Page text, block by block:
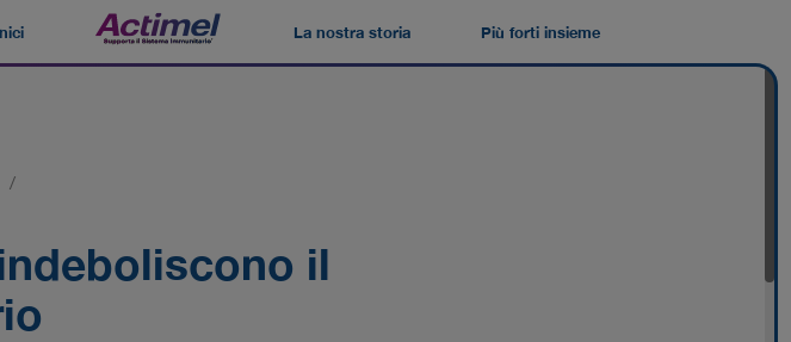
La nostra storia Più forti insieme
il